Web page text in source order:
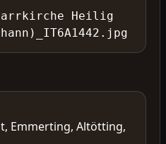
Heilig
Emmerting, Altötting,